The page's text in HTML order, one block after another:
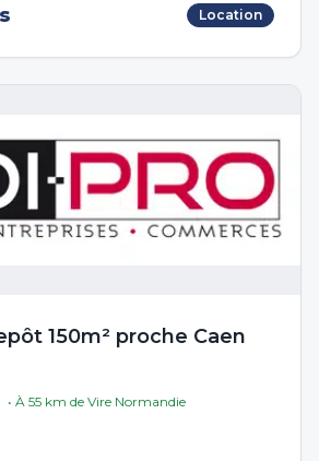
Location
150m² proche Caen
• À 55 km de Vire Normandie